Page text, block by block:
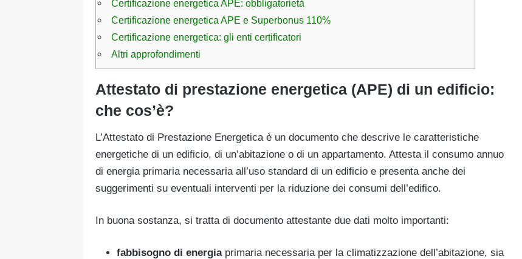
Certificazione energetica APE: obbligatorietà
Certificazione energetica APE e Superbonus 110%
Certificazione energetica: gli enti certificatori
Altri approfondimenti
Attestato di prestazione energetica (APE) di un edificio:
che cos’è?
L’Attestato di Prestazione Energetica è un documento che descrive le caratteristiche
energetiche di un edificio, di un’abitazione o di un appartamento. Attesta il consumo annuo
di energia primaria necessaria all’uso standard di un edificio e presenta anche dei
suggerimenti su eventuali interventi per la riduzione dei consumi dell’edifico.
In buona sostanza, si tratta di documento attestante due dati molto importanti:
fabbisogno di energiaprimaria necessaria per la climatizzazione dell’abitazione, sia